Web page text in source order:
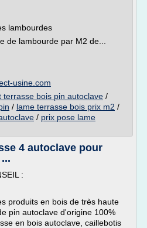
lambourdes
de lambourde par M2 de...
usine.com
terrasse bois pin autoclave /
/ lame terrasse bois prix m2 /
/ prix pose lame
4 autoclave pour
:
produits en bois de très haute
pin autoclave d'origine 100%
en bois autoclave, caillebotis